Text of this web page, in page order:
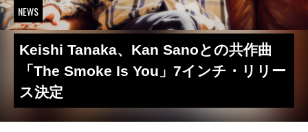
NEWS
Keishi Tanaka、Kan Sanoとの共作曲
「The Smoke Is You」7インチ・リリー
ス決定